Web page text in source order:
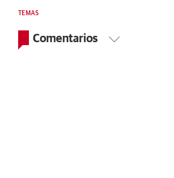
TEMAS
Comentarios